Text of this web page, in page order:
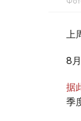
8
据
季